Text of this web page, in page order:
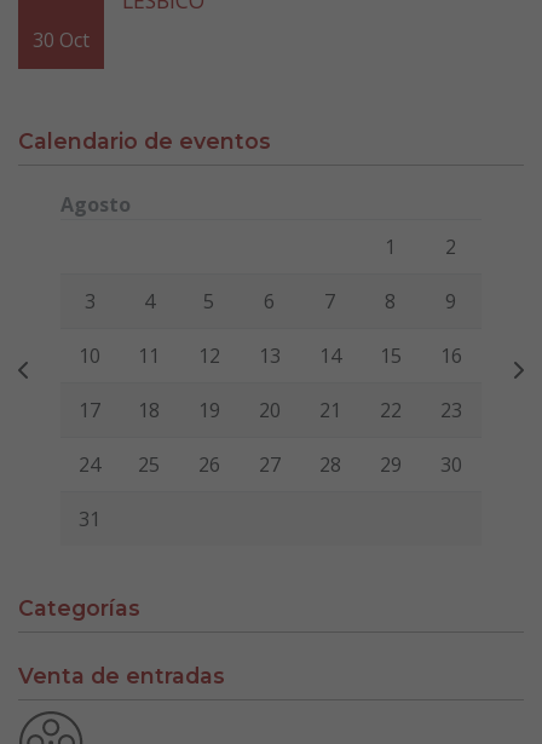
30 Oct
Calendario de eventos
Agosto
Viernes Sábado
1 2
3 4 5 6 7 8 9
10 11 12 13 14 15 16
17 18 19 20 21 22 23
24 25 26 27 28 29 30
31
Categorías
Venta de entradas